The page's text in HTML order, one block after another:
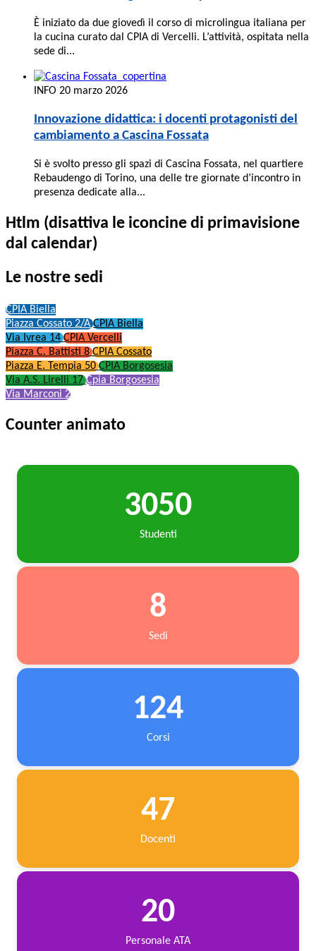
È iniziato da due giovedì il corso di microlingua italiana per
la cucina curato dal CPIA di Vercelli. L’attività, ospitata nella
sede di...
INFO 20 marzo 2026
Innovazione didattica: i docenti protagonisti del
cambiamento a Cascina Fossata
Si è svolto presso gli spazi di Cascina Fossata, nel quartiere
Rebaudengo di Torino, una delle tre giornate d’incontro in
presenza dedicate alla...
Htlm (disattiva le iconcine di primavisione
dal calendar)
Le nostre sedi
CPIA Biella
Piazza Cossato 2/ACPIA Biella
Via Ivrea 14CPIA Vercelli
Piazza C. Battisti 8CPIA Cossato
Piazza E. Tempia 50CPIA Borgosesia
Via A.S. Lirelli 17Cpia Borgosesia
Via Marconi 2
Counter animato
3050
Studenti
8
Sedi
124
Corsi
47
Docenti
20
Personale ATA